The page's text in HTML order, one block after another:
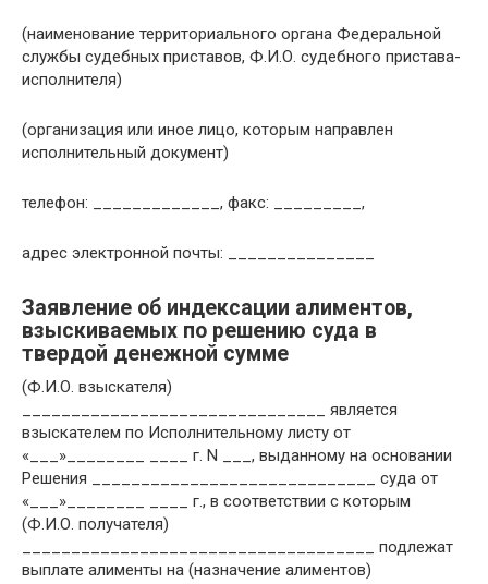
(наименование территориального органа Федеральной
службы судебных приставов, Ф.И.О. судебного пристава-
исполнителя)
(организация или иное лицо, которым направлен
исполнительный документ)
телефон: _____________, факс: _________,
адрес электронной почты: _______________
Заявление об индексации алиментов,
взыскиваемых по решению суда в
твердой денежной сумме
(Ф.И.О. взыскателя)
_______________________________ является
взыскателем по Исполнительному листу от
«___»________ ____ г. N ___, выданному на основании
Решения _____________________________ суда от
«___»________ ____ г., в соответствии с которым
(Ф.И.О. получателя)
____________________________________ подлежат
выплате алименты на (назначение алиментов)